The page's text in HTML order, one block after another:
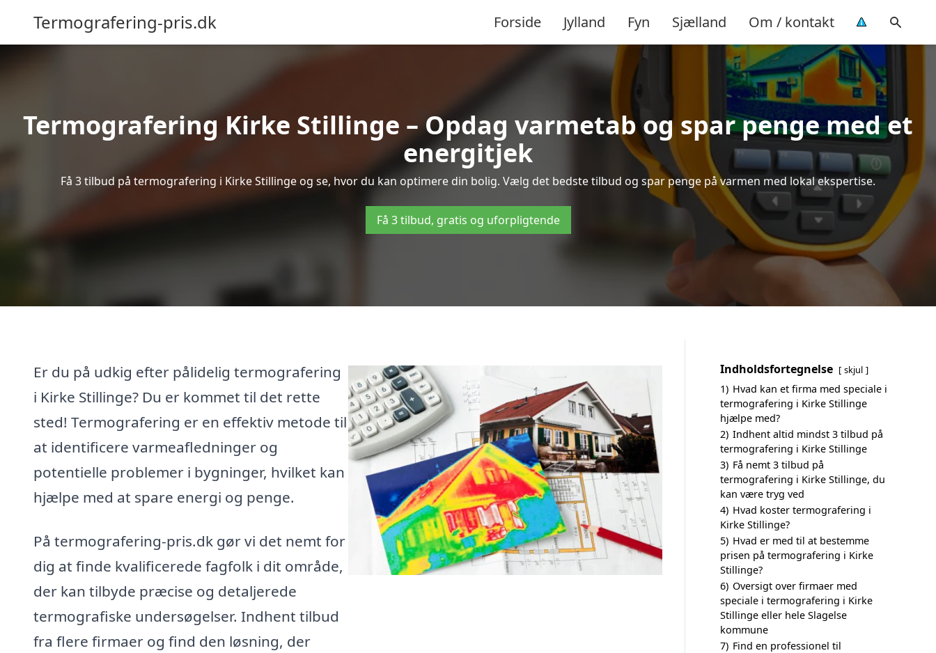
Termografering-pris.dk Forside Jylland Fyn Sjælland Om / kontakt
Termografering Kirke Stillinge – Opdag varmetab og spar penge med et
energitjek
Få 3 tilbud på termografering i Kirke Stillinge og se, hvor du kan optimere din bolig. Vælg det bedste tilbud og spar penge på varmen med lokal ekspertise.
Få 3 tilbud, gratis og uforpligtende
Er du på udkig efter pålidelig termografering
i Kirke Stillinge? Du er kommet til det rette
sted! Termografering er en effektiv metode til
at identificere varmeafledninger og
potentielle problemer i bygninger, hvilket kan
hjælpe med at spare energi og penge.
På termografering-pris.dk gør vi det nemt for
dig at finde kvalificerede fagfolk i dit område,
der kan tilbyde præcise og detaljerede
termografiske undersøgelser. Indhent tilbud
fra flere firmaer og find den løsning, der
Indholdsfortegnelse skjul
1) Hvad kan et firma med speciale i
termografering i Kirke Stillinge
hjælpe med?
2) Indhent altid mindst 3 tilbud på
termografering i Kirke Stillinge
3) Få nemt 3 tilbud på
termografering i Kirke Stillinge, du
kan være tryg ved
4) Hvad koster termografering i
Kirke Stillinge?
5) Hvad er med til at bestemme
prisen på termografering i Kirke
Stillinge?
6) Oversigt over firmaer med
speciale i termografering i Kirke
Stillinge eller hele Slagelse
kommune
7) Find en professionel til